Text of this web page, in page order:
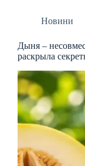
Новини
Дыня –
раскрыла